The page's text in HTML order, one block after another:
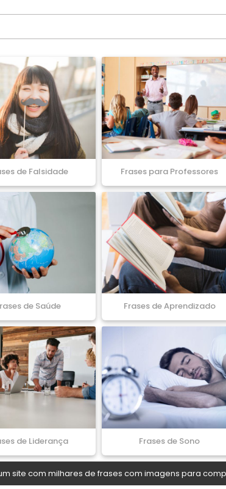
de Falsidade Frases para Professores
de Saúde Frases de Aprendizado
de Liderança Frases de Sono
site com milhares de frases com imagens para